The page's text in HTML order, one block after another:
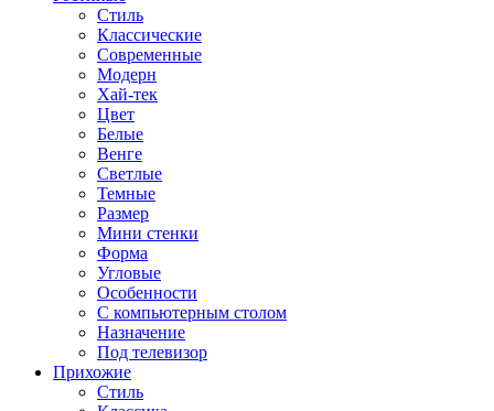
Стиль
Классические
Современные
Модерн
Хай-тек
Цвет
Белые
Венге
Светлые
Темные
Размер
Мини стенки
Форма
Угловые
Особенности
С компьютерным столом
Назначение
Под телевизор
Прихожие
Стиль